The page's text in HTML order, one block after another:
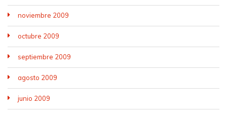
noviembre 2009
octubre 2009
septiembre 2009
agosto 2009
junio 2009